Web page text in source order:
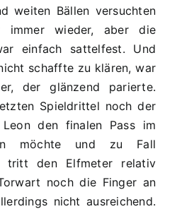
weiten Bällen versuchten
wieder, aber die
einfach sattelfest. Und
schaffte zu klären, war
der glänzend parierte.
Spieldrittel noch der
den finalen Pass im
möchte und zu Fall
tritt den Elfmeter relativ
noch die Finger an
nicht ausreichend.